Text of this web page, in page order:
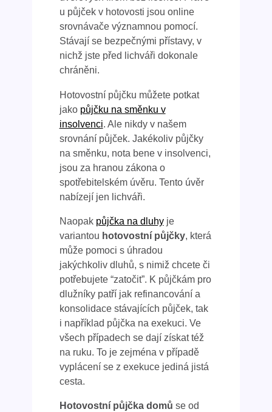
u půjček v hotovosti jsou online
srovnávače významnou pomocí.
Stávají se bezpečnými přístavy, v
nichž jste před lichváři dokonale
chráněni.
Hotovostní půjčku můžete potkat
jako půjčku na směnku v
insolvenci. Ale nikdy v našem
srovnání půjček. Jakékoliv půjčky
na směnku, nota bene v insolvenci,
jsou za hranou zákona o
spotřebitelském úvěru. Tento úvěr
nabízejí jen lichváři.
Naopak půjčka na dluhyje
variantou hotovostní půjčky, která
může pomoci s úhradou
jakýchkoliv dluhů, s nimiž chcete či
potřebujete “zatočit”. K půjčkám pro
dlužníky patří jak refinancování a
konsolidace stávajících půjček, tak
i například půjčka na exekuci. Ve
všech případech se dají získat též
na ruku. To je zejména v případě
vyplácení se z exekuce jediná jistá
cesta.
Hotovostní půjčka domů se od